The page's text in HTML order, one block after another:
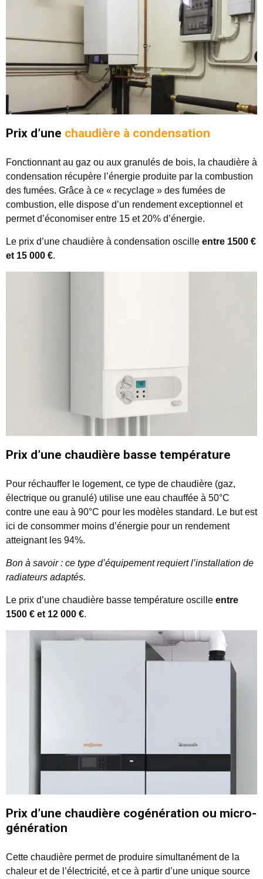
Prix d’une chaudière à condensation
Fonctionnant au gaz ou aux granulés de bois, la chaudière à
condensation récupère l’énergie produite par la combustion
des fumées. Grâce à ce « recyclage » des fumées de
combustion, elle dispose d’un rendement exceptionnel et
permet d’économiser entre 15 et 20% d’énergie.
Le prix d’une chaudière à condensation oscille entre 1500 €
et 15 000 €.
Prix d’une chaudière basse température
Pour réchauffer le logement, ce type de chaudière (gaz,
électrique ou granulé) utilise une eau chauffée à 50°C
contre une eau à 90°C pour les modèles standard. Le but est
ici de consommer moins d’énergie pour un rendement
atteignant les 94%.
Bon à savoir : ce type d’équipement requiert l’installation de
radiateurs adaptés.
Le prix d’une chaudière basse température oscille entre
1500 € et 12 000 €.
Prix d’une chaudière cogénération ou micro-
génération
Cette chaudière permet de produire simultanément de la
chaleur et de l’électricité, et ce à partir d’une unique source